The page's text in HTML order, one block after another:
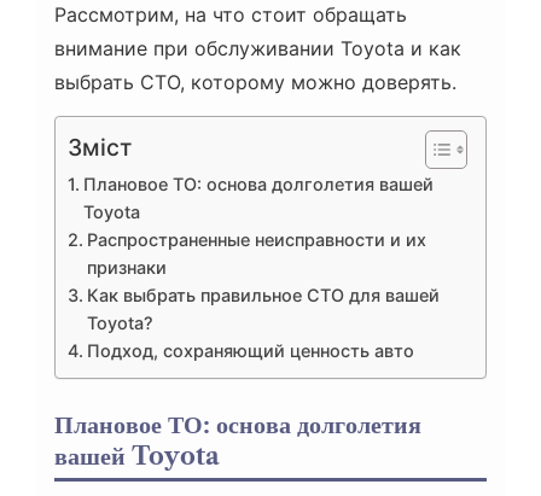
Рассмотрим, на что стоит обращать
внимание при обслуживании Toyota и как
выбрать СТО, которому можно доверять.
Зміст
Плановое ТО: основа долголетия вашей
Toyota
Распространенные неисправности и их
признаки
Как выбрать правильное СТО для вашей
Toyota?
Подход, сохраняющий ценность авто
Плановое ТО: основа долголетия
вашей Toyota